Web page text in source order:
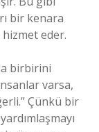
bir kenara
hizmet eder.
birbirini
varsa,
Çünkü bir